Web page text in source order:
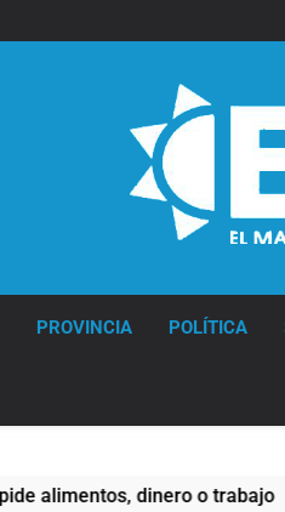
PROVINCIA POLÍTICA
dinero o trabajo